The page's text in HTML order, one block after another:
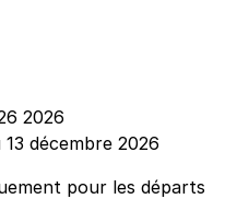
2026
décembre 2026
pour les départs